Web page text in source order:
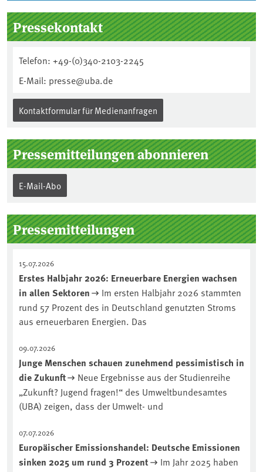
Pressekontakt
Telefon: +49-(0)340-2103-2245
E-Mail: presse@uba.de
Kontaktformular für Medienanfragen
Pressemitteilungen abonnieren
E-Mail-Abo
Pressemitteilungen
15.07.2026
Erstes Halbjahr 2026: Erneuerbare Energien wachsen
in allen Sektoren
Im ersten Halbjahr 2026 stammten
rund 57 Prozent des in Deutschland genutzten Stroms
aus erneuerbaren Energien. Das
09.07.2026
Junge Menschen schauen zunehmend pessimistisch in
die Zukunft
Neue Ergebnisse aus der Studienreihe
„Zukunft? Jugend fragen!“ des Umweltbundesamtes
(UBA) zeigen, dass der Umwelt- und
07.07.2026
Europäischer Emissionshandel: Deutsche Emissionen
sinken 2025 um rund 3 Prozent
Im Jahr 2025 haben